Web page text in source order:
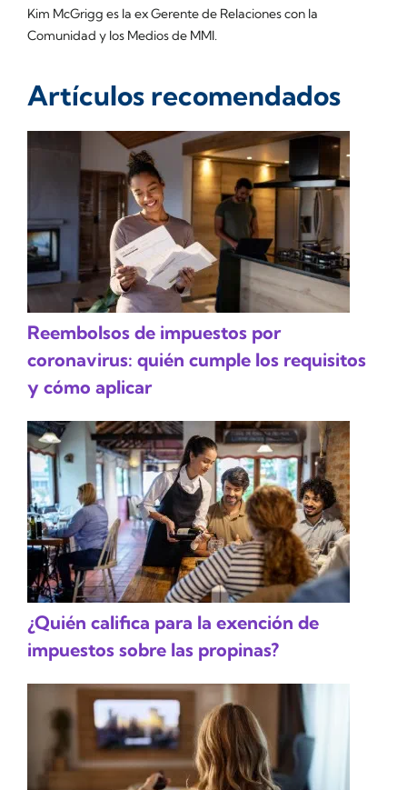
Kim McGrigg es la ex Gerente de Relaciones con la
Comunidad y los Medios de MMI.
Artículos recomendados
Reembolsos de impuestos por
coronavirus: quién cumple los requisitos
y cómo aplicar
¿Quién califica para la exención de
impuestos sobre las propinas?